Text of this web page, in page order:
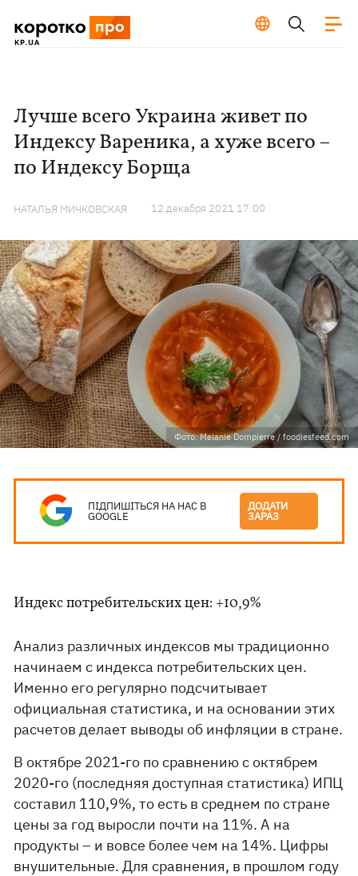
Лучше всего Украина живет по
Индексу Вареника, а хуже всего –
по Индексу Борща
НАТАЛЬЯ МИЧКОВСКАЯ 12 декабря 2021 17:00
Фото: Melanie Dompierre / foodiesfeed.com
ПІДПИШІТЬСЯ НА НАС В
GOOGLE
ДОДАТИ
ЗАРАЗ
Индекс потребительских цен: +10,9%
Анализ различных индексов мы традиционно
начинаем с индекса потребительских цен.
Именно его регулярно подсчитывает
официальная статистика, и на основании этих
расчетов делает выводы об инфляции в стране.
В октябре 2021-го по сравнению с октябрем
2020-го (последняя доступная статистика) ИПЦ
составил 110,9%, то есть в среднем по стране
цены за год выросли почти на 11%. А на
продукты – и вовсе более чем на 14%. Цифры
внушительные. Для сравнения, в прошлом году